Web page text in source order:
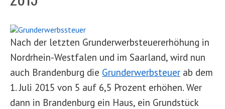
Nach der letzten Grunderwerbsteuererhöhung in
Nordrhein-Westfalen und im Saarland, wird nun
auch Brandenburg die Grunderwerbsteuer ab dem
1. Juli 2015 von 5 auf 6,5 Prozent erhöhen. Wer
dann in Brandenburg ein Haus, ein Grundstück